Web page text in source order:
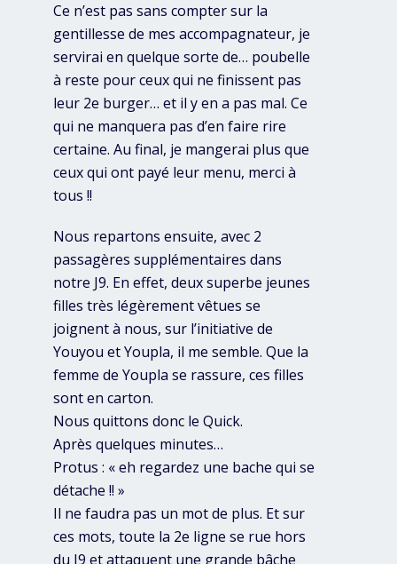
Ce n’est pas sans compter sur la
gentillesse de mes accompagnateur, je
servirai en quelque sorte de… poubelle
à reste pour ceux qui ne finissent pas
leur 2e burger… et il y en a pas mal. Ce
qui ne manquera pas d’en faire rire
certaine. Au final, je mangerai plus que
ceux qui ont payé leur menu, merci à
tous !!
Nous repartons ensuite, avec 2
passagères supplémentaires dans
notre J9. En effet, deux superbe jeunes
filles très légèrement vêtues se
joignent à nous, sur l’initiative de
Youyou et Youpla, il me semble. Que la
femme de Youpla se rassure, ces filles
sont en carton.
Nous quittons donc le Quick.
Après quelques minutes…
Protus : « eh regardez une bache qui se
détache !! »
Il ne faudra pas un mot de plus. Et sur
ces mots, toute la 2e ligne se rue hors
du J9 et attaquent une grande bâche